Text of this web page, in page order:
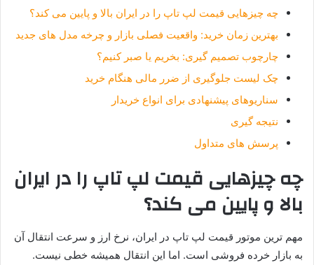
چه چیزهایی قیمت لپ تاپ را در ایران بالا و پایین می کند؟
بهترین زمان خرید: واقعیت فصلی بازار و چرخه مدل های جدید
چارچوب تصمیم گیری: بخریم یا صبر کنیم؟
چک لیست جلوگیری از ضرر مالی هنگام خرید
سناریوهای پیشنهادی برای انواع خریدار
نتیجه گیری
پرسش های متداول
چه چیزهایی قیمت لپ تاپ را در ایران
بالا و پایین می کند؟
مهم ترین موتور قیمت لپ تاپ در ایران، نرخ ارز و سرعت انتقال آن
به بازار خرده فروشی است. اما این انتقال همیشه خطی نیست.